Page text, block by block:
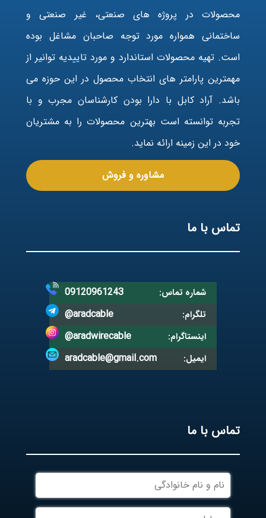
محصولات در پروژه های صنعتی، غیر صنعتی و
ساختمانی همواره مورد توجه صاحبان مشاغل بوده
است. تهیه محصولات استاندارد و مورد تاییدیه توانیر از
مهمترین پارامتر های انتخاب محصول در این حوزه می
باشد. آراد کابل با دارا بودن کارشناسان مجرب و با
تجربه توانسته است بهترین محصولات را به مشتریان
خود در این زمینه ارائه نماید.
مشاوره و فروش
تماس با ما
شماره تماس: 09120961243
تلگرام: @aradcable
اینستاگرام: @aradwirecable
ایمیل: aradcable@gmail.com
تماس با ما